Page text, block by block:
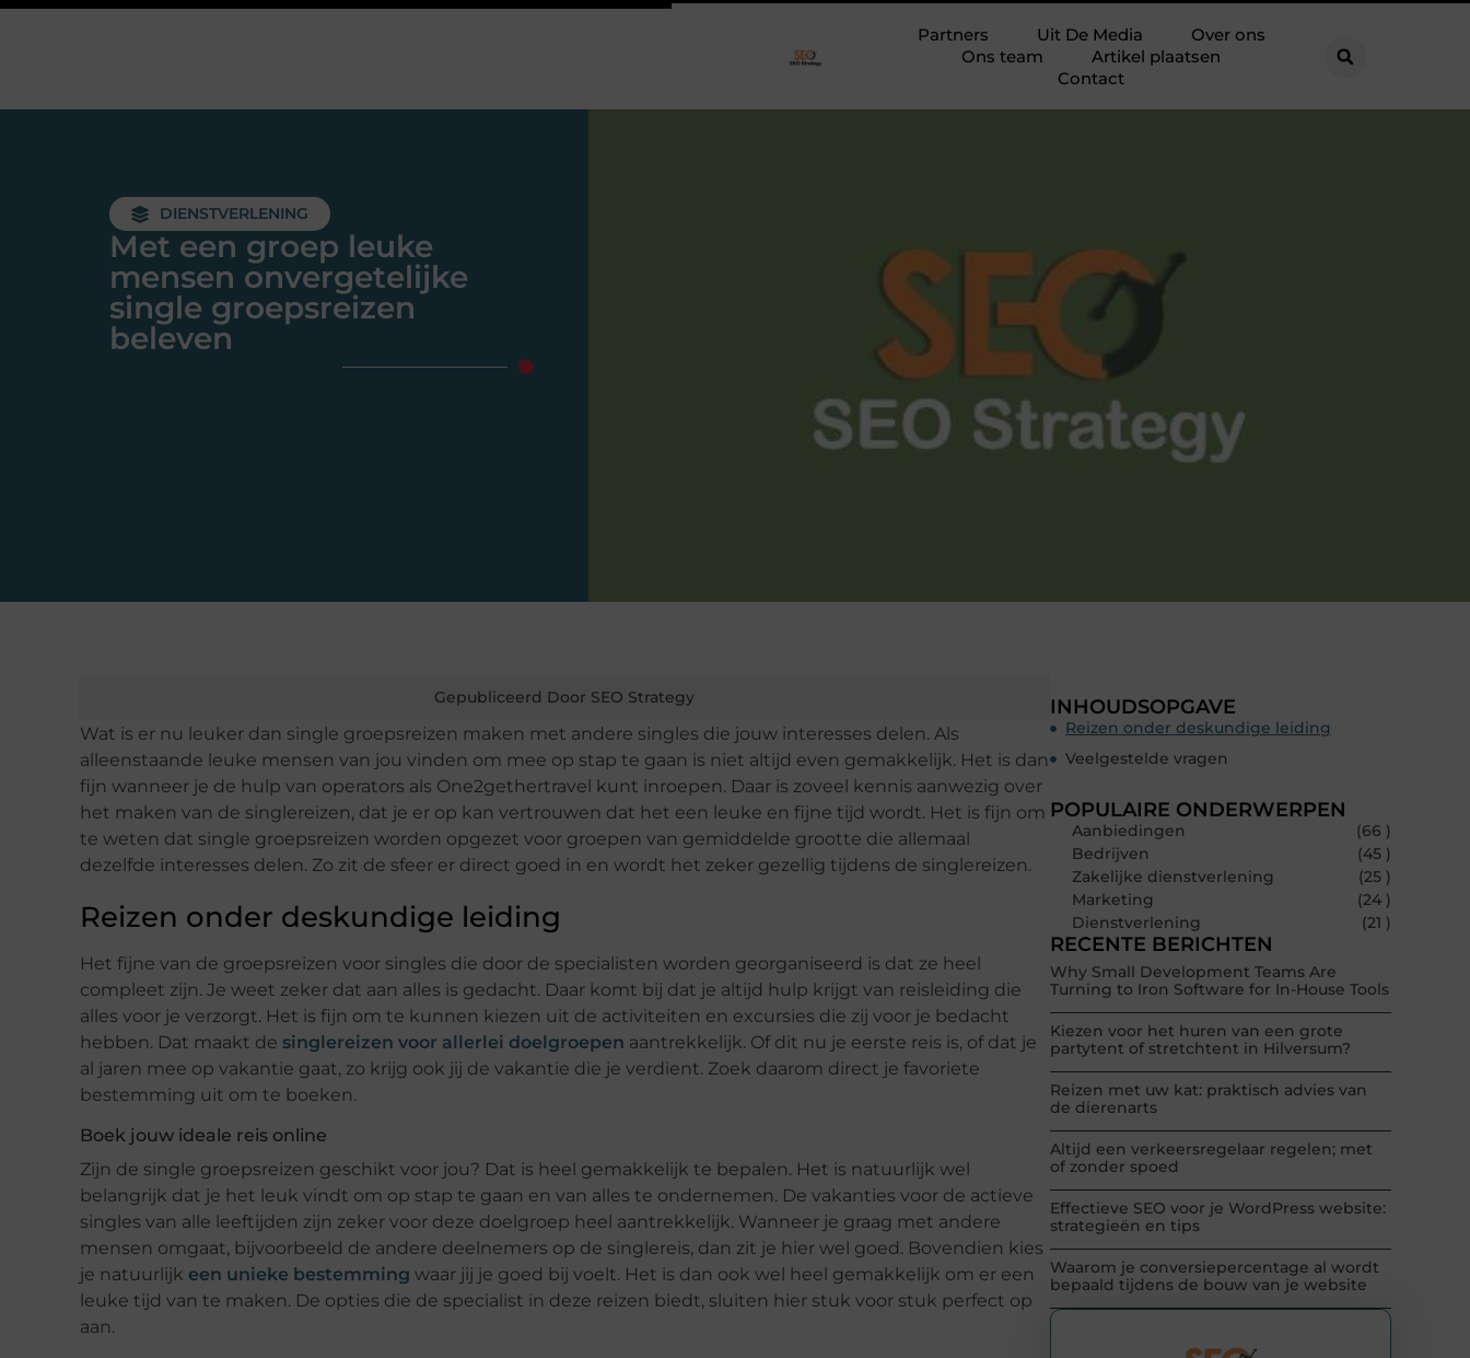
Partners Uit De Media
Over ons
Ons team
Artikel plaatsen
Contact
DIENSTVERLENING
Met een groep leuke
mensen onvergetelijke
single groepsreizen
beleven
Gepubliceerd Door SEO Strategy
Wat is er nu leuker dan single groepsreizen maken met andere singles die jouw interesses delen. Als
alleenstaande leuke mensen van jou vinden om mee op stap te gaan is niet altijd even gemakkelijk. Het is dan
fijn wanneer je de hulp van operators als One2gethertravel kunt inroepen. Daar is zoveel kennis aanwezig over
het maken van de singlereizen, dat je er op kan vertrouwen dat het een leuke en fijne tijd wordt. Het is fijn om
te weten dat single groepsreizen worden opgezet voor groepen van gemiddelde grootte die allemaal
dezelfde interesses delen. Zo zit de sfeer er direct goed in en wordt het zeker gezellig tijdens de singlereizen.
Reizen onder deskundige leiding
Het fijne van de groepsreizen voor singles die door de specialisten worden georganiseerd is dat ze heel
compleet zijn. Je weet zeker dat aan alles is gedacht. Daar komt bij dat je altijd hulp krijgt van reisleiding die
alles voor je verzorgt. Het is fijn om te kunnen kiezen uit de activiteiten en excursies die zij voor je bedacht
hebben. Dat maakt de singlereizen voor allerlei doelgroepen aantrekkelijk. Of dit nu je eerste reis is, of dat je
al jaren mee op vakantie gaat, zo krijg ook jij de vakantie die je verdient. Zoek daarom direct je favoriete
bestemming uit om te boeken.
Boek jouw ideale reis online
Zijn de single groepsreizen geschikt voor jou? Dat is heel gemakkelijk te bepalen. Het is natuurlijk wel
belangrijk dat je het leuk vindt om op stap te gaan en van alles te ondernemen. De vakanties voor de actieve
singles van alle leeftijden zijn zeker voor deze doelgroep heel aantrekkelijk. Wanneer je graag met andere
mensen omgaat, bijvoorbeeld de andere deelnemers op de singlereis, dan zit je hier wel goed. Bovendien kies
je natuurlijk een unieke bestemming waar jij je goed bij voelt. Het is dan ook wel heel gemakkelijk om er een
leuke tijd van te maken. De opties die de specialist in deze reizen biedt, sluiten hier stuk voor stuk perfect op
aan.
INHOUDSOPGAVE
Reizen onder deskundige leiding
Veelgestelde vragen
POPULAIRE ONDERWERPEN
Aanbiedingen
(66 )
Bedrijven
(45 )
Zakelijke dienstverlening
(25 )
Marketing
(24 )
Dienstverlening
(21 )
RECENTE BERICHTEN
Why Small Development Teams Are
Turning to Iron Software for In-House Tools
Kiezen voor het huren van een grote
partytent of stretchtent in Hilversum?
Reizen met uw kat: praktisch advies van
de dierenarts
Altijd een verkeersregelaar regelen; met
of zonder spoed
Effectieve SEO voor je WordPress website:
strategieën en tips
Waarom je conversiepercentage al wordt
bepaald tijdens de bouw van je website